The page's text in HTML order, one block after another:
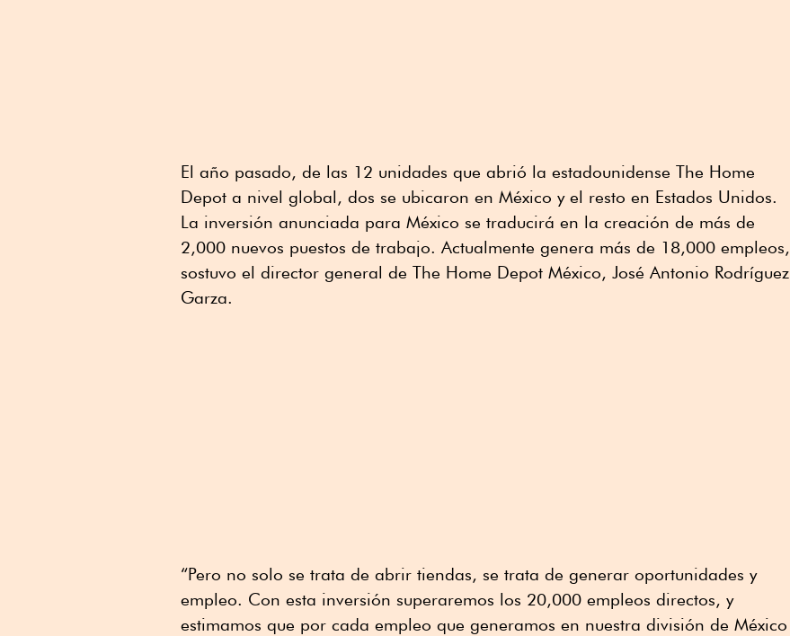
El año pasado, de las 12 unidades que abrió la estadounidense The Home
Depot a nivel global, dos se ubicaron en México y el resto en Estados Unidos.
La inversión anunciada para México se traducirá en la creación de más de
2,000 nuevos puestos de trabajo. Actualmente genera más de 18,000 empleos,
sostuvo el director general de The Home Depot México, José Antonio Rodríguez
Garza.
“Pero no solo se trata de abrir tiendas, se trata de generar oportunidades y
empleo. Con esta inversión superaremos los 20,000 empleos directos, y
estimamos que por cada empleo que generamos en nuestra división de México